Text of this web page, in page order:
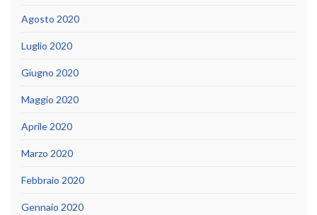
Agosto 2020
Luglio 2020
Giugno 2020
Maggio 2020
Aprile 2020
Marzo 2020
Febbraio 2020
Gennaio 2020